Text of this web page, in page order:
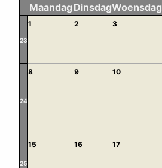
Maandag DinsdagWoensdag
23
1 2 3
24
8 9 10
25
15 16 17